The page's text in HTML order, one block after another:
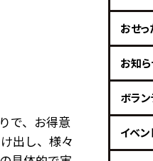
で、お得意
出し、様々
おせ
お知
ボラ
イベン